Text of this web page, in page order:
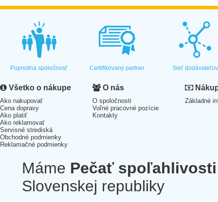
Popredná spoločnosť Certifikovaný partner Sieť dodávateľov
Všetko o nákupe
Ako nakupovať
Cena dopravy
Ako platiť
Ako reklamovať
Servisné strediská
Obchodné podmienky
Reklamačné podmienky
O nás
O spoločnosti
Voľné pracovné pozície
Kontakty
Základné
Máme Pečať spoľahlivosti
Slovenskej republiky